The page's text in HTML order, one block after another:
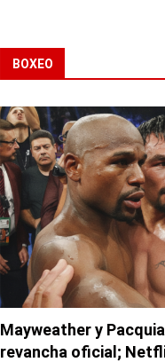
BOXEO
Mayweather y
revancha oficial;